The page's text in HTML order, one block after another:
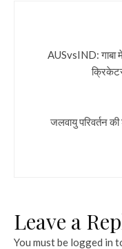
AUSvsIND: गाबा
क्रिकेटर
जलवायु परिवर्तन
Leave a
You must be logged in